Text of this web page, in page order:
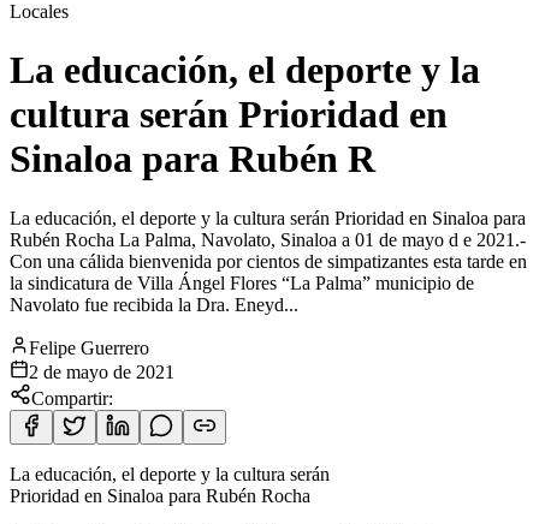
Locales
La educación, el deporte y la
cultura serán Prioridad en
Sinaloa para Rubén R
La educación, el deporte y la cultura serán Prioridad en Sinaloa para
Rubén Rocha La Palma, Navolato, Sinaloa a 01 de mayo d e 2021.-
Con una cálida bienvenida por cientos de simpatizantes esta tarde en
la sindicatura de Villa Ángel Flores “La Palma” municipio de
Navolato fue recibida la Dra. Eneyd...
Felipe Guerrero
2 de mayo de 2021
Compartir:
La educación, el deporte y la cultura serán
Prioridad en Sinaloa para Rubén Rocha